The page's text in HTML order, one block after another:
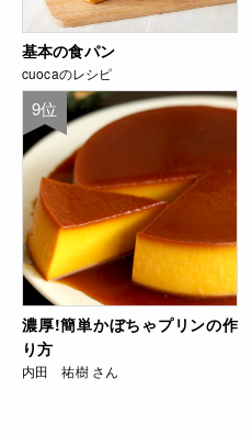
基本の食パン
cuocaのレシピ
9位
濃厚!簡単かぼちゃプリンの作
り方
内田 祐樹 さん